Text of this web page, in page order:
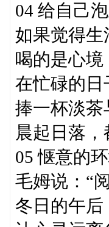
04 给自己
如果觉得生
喝的是心境
在忙碌的日
捧一杯淡茶
晨起日落
05 惬意的
毛姆说：“
冬日的午后